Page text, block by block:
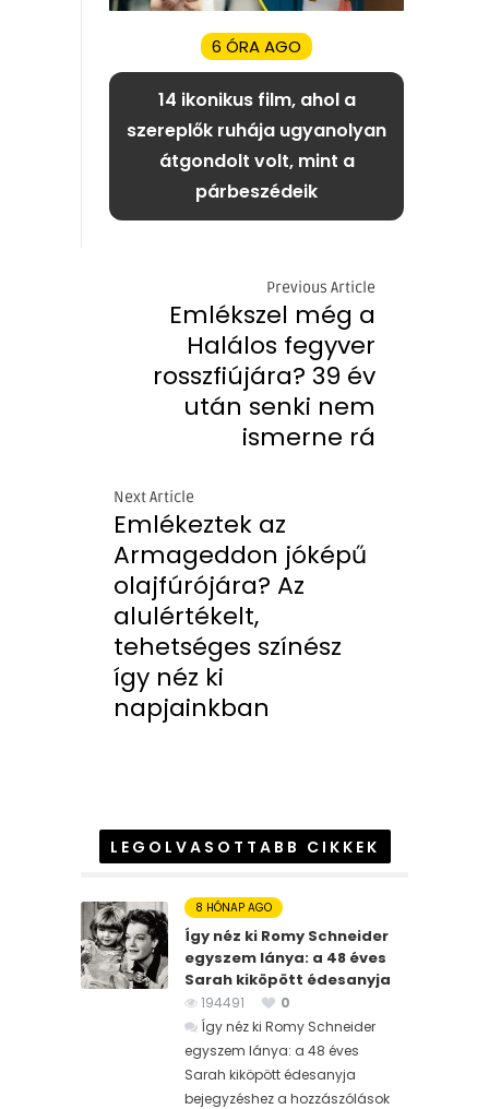
6 ÓRA AGO
14 ikonikus film, ahol a
szereplők ruhája ugyanolyan
átgondolt volt, mint a
párbeszédeik
Previous Article
Emlékszel még a
Halálos fegyver
rosszfiújára? 39 év
után senki nem
ismerne rá
Next Article
Emlékeztek az
Armageddon jóképű
olajfúrójára? Az
alulértékelt,
tehetséges színész
így néz ki
napjainkban
LEGOLVASOTTABB CIKKEK
8 HÓNAP AGO
Így néz ki Romy Schneider
egyszem lánya: a 48 éves
Sarah kiköpött édesanyja
194491
0
Így néz ki Romy Schneider
egyszem lánya: a 48 éves
Sarah kiköpött édesanyja
bejegyzéshez a hozzászólások